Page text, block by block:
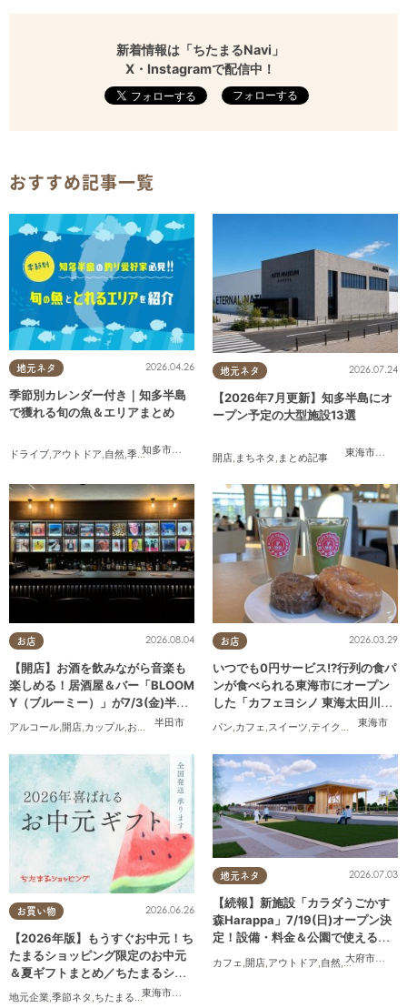
新着情報は「ちたまるNavi」
X・Instagramで配信中！
フォローする
おすすめ記事一覧
地元ネタ
知多市
,半田市
2026.04.26
季節別カレンダー付き｜知多半島
で獲れる旬の魚＆エリアまとめ
ドライブ,アウトドア,自然,季節ネタ
地元ネタ
東海市
,大府
2026.07.24
【2026年7月更新】知多半島にオ
ープン予定の大型施設13選
開店 まちネタ まとめ記事
お店
半田市
2026.08.04
【開店】お酒を飲みながら音楽も
楽しめる！居酒屋＆バー「BLOOM
Y（ブルーミー）」が7/3(金)半田
市でオープン
アルコール,開店,カップル,おひとりさま
お店
東海市
2026.03.29
いつでも0円サービス!?行列の食パ
ンが食べられる東海市にオープン
した「カフェヨシノ 東海太田川
パン,カフェ,スイーツ,テイクアウト ,家族
お買い物
東海市
,大府市
2026.06.26
【2026年版】もうすぐお中元！ち
たまるショッピング限定のお中元
＆夏ギフトまとめ／ちたまるショ
ッピング
地元企業,季節ネタ ,ちたまるショッピング
地元ネタ
大府市東浦
2026.07.03
【続報】新施設「カラダうごかす
森Harappa」7/19(日)オープン決
定！設備・料金＆公園で使えるレ
ンタルアイテムも登場
カフェ,開店,アウトドア,自然,まちネタ,